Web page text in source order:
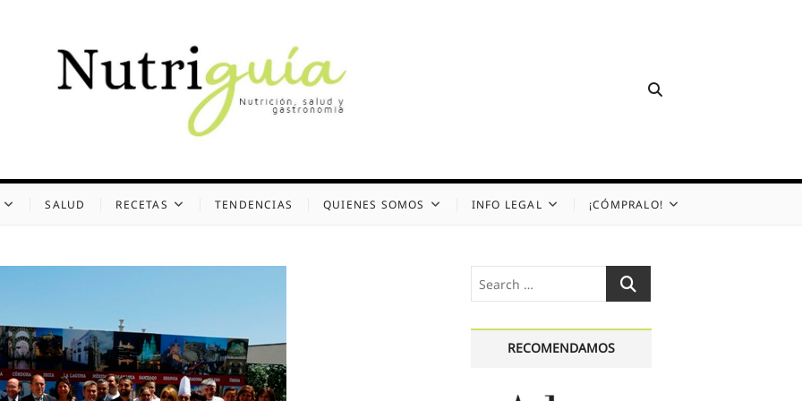
SALUD RECETAS TENDENCIAS QUIENES SOMOS INFO LEGAL ¡CÓMPRALO!
Search
…
RECOMENDAMOS